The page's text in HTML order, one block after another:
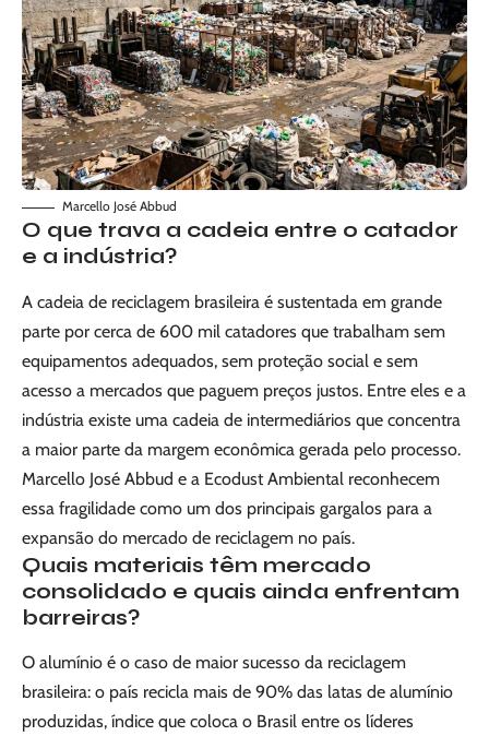
Marcello José Abbud
O que trava a cadeia entre o catador
e a indústria?
A cadeia de reciclagem brasileira é sustentada em grande
parte por cerca de 600 mil catadores que trabalham sem
equipamentos adequados, sem proteção social e sem
acesso a mercados que paguem preços justos. Entre eles e a
indústria existe uma cadeia de intermediários que concentra
a maior parte da margem econômica gerada pelo processo.
Marcello José Abbud e a Ecodust Ambiental reconhecem
essa fragilidade como um dos principais gargalos para a
expansão do mercado de reciclagem no país.
Quais materiais têm mercado
consolidado e quais ainda enfrentam
barreiras?
O alumínio é o caso de maior sucesso da reciclagem
brasileira: o país recicla mais de 90% das latas de alumínio
produzidas, índice que coloca o Brasil entre os líderes